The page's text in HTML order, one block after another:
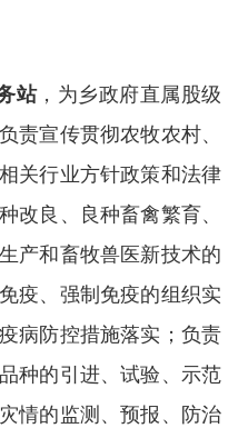
站，为乡政府直属股级
责宣传贯彻农牧农村、
关行业方针政策和法律
改良、良种畜禽繁育、
产和畜牧兽医新技术的
疫、强制免疫的组织实
病防控措施落实；负责
种的引进、试验、示范
情的监测、预报、防治